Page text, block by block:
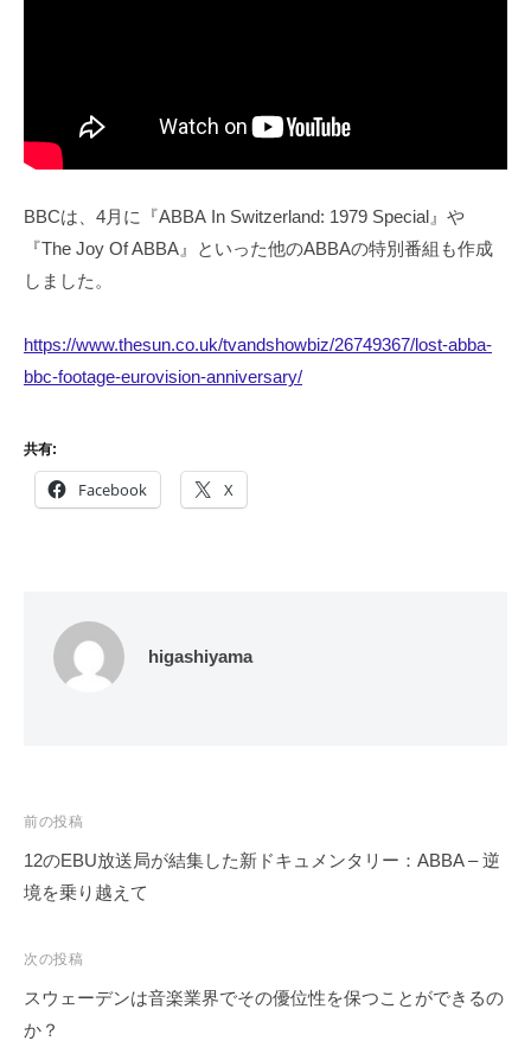
BBCは、4月に『ABBA In Switzerland: 1979 Special』や
『The Joy Of ABBA』といった他のABBAの特別番組も作成
しました。
https://www.thesun.co.uk/tvandshowbiz/26749367/lost-abba-
bbc-footage-eurovision-anniversary/
共有:
Facebook X
higashiyama
投
稿
ナ
ゲ
ー
シ
前の投稿
12のEBU放送局が結集した新ドキュメンタリー：ABBA – 逆
境を乗り越えて
次の投稿
スウェーデンは音楽業界でその優位性を保つことができるの
か？